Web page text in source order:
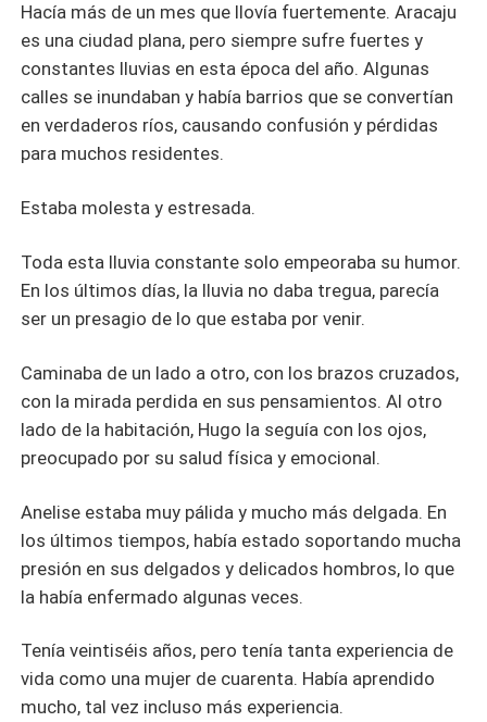
Hacía más de un mes que llovía fuertemente. Aracaju
es una ciudad plana, pero siempre sufre fuertes y
constantes lluvias en esta época del año. Algunas
calles se inundaban y había barrios que se convertían
en verdaderos ríos, causando confusión y pérdidas
para muchos residentes.
Estaba molesta y estresada.
Toda esta lluvia constante solo empeoraba su humor.
En los últimos días, la lluvia no daba tregua, parecía
ser un presagio de lo que estaba por venir.
Caminaba de un lado a otro, con los brazos cruzados,
con la mirada perdida en sus pensamientos. Al otro
lado de la habitación, Hugo la seguía con los ojos,
preocupado por su salud física y emocional.
Anelise estaba muy pálida y mucho más delgada. En
los últimos tiempos, había estado soportando mucha
presión en sus delgados y delicados hombros, lo que
la había enfermado algunas veces.
Tenía veintiséis años, pero tenía tanta experiencia de
vida como una mujer de cuarenta. Había aprendido
mucho, tal vez incluso más experiencia.